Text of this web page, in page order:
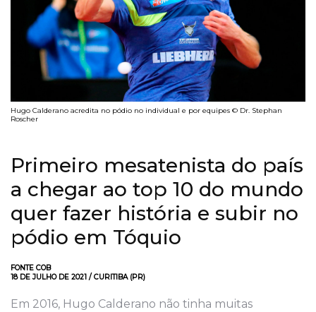
Hugo Calderano acredita no pódio no individual e por equipes © Dr. Stephan
Roscher
Primeiro mesatenista do país
a chegar ao top 10 do mundo
quer fazer história e subir no
pódio em Tóquio
FONTE COB
18 DE JULHO DE 2021 / CURITIBA (PR)
Em 2016, Hugo Calderano não tinha muitas